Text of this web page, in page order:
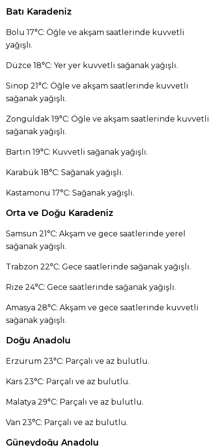
Batı Karadeniz
Bolu 17°C: Öğle ve akşam saatlerinde kuvvetli
yağışlı.
Düzce 18°C: Yer yer kuvvetli sağanak yağışlı.
Sinop 21°C: Öğle ve akşam saatlerinde kuvvetli
sağanak yağışlı.
Zonguldak 19°C: Öğle ve akşam saatlerinde kuvvetli
sağanak yağışlı.
Bartın 19°C: Kuvvetli sağanak yağışlı.
Karabük 18°C: Sağanak yağışlı.
Kastamonu 17°C: Sağanak yağışlı.
Orta ve Doğu Karadeniz
Samsun 21°C: Akşam ve gece saatlerinde yerel
sağanak yağışlı.
Trabzon 22°C: Gece saatlerinde sağanak yağışlı.
Rize 24°C: Gece saatlerinde sağanak yağışlı.
Amasya 28°C: Akşam ve gece saatlerinde kuvvetli
sağanak yağışlı.
Doğu Anadolu
Erzurum 23°C: Parçalı ve az bulutlu.
Kars 23°C: Parçalı ve az bulutlu.
Malatya 29°C: Parçalı ve az bulutlu.
Van 23°C: Parçalı ve az bulutlu.
Güneydoğu Anadolu